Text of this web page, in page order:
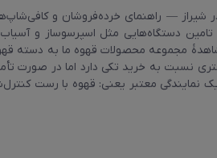
— راهنمای خرده‌فروشان و
دستگاه‌هایی مثل اسپرسوساز و
مجموعه محصولات قهوه ما به دسته
به خرید تکی دارد اما در صورت
یک نمایندگی معتبر یعنی: قهوه با رست